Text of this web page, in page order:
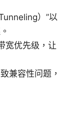
）”以
宽优先级，让
兼容性问题，